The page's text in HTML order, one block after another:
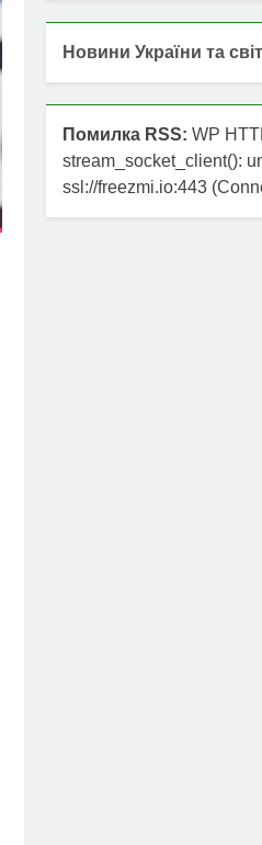
Новини України та
Помилка RSS: WP
stream_socket_client():
ssl://freezmi.io:443